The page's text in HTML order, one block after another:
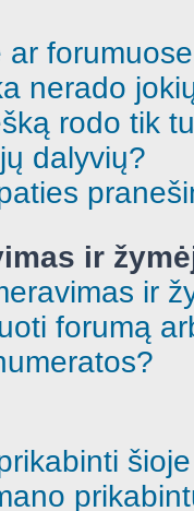
ar
nerado
rodo tik
dalyvių?
ir
ir
forumą